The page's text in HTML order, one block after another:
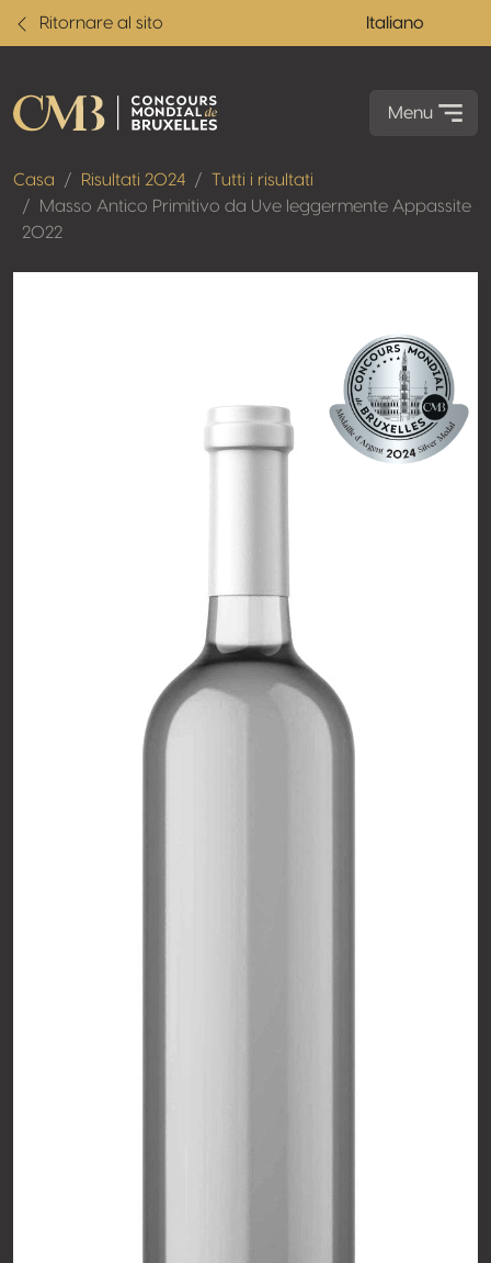
Ritornare al sito Italiano
Menu
Casa Risultati 2024
Tutti i risultati
Masso Antico Primitivo da Uve leggermente Appassite
2022